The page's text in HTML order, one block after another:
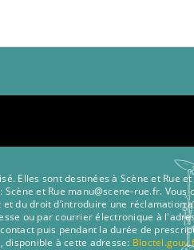
Elles sont destinées à Scène et Rue et
et Rue manu@scene-rue.fr. Vous
du droit d’introduire une réclamation
ou par courrier électronique à
puis pendant la durée de
disponible à cette adresse: